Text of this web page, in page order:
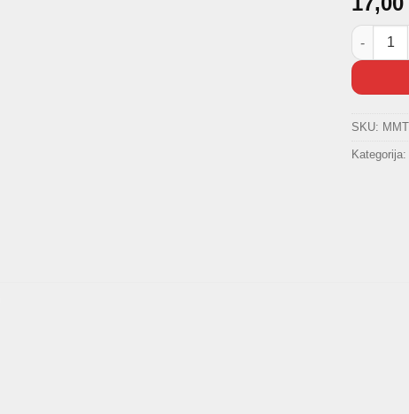
Navlaka
SKU:
Kategorija: